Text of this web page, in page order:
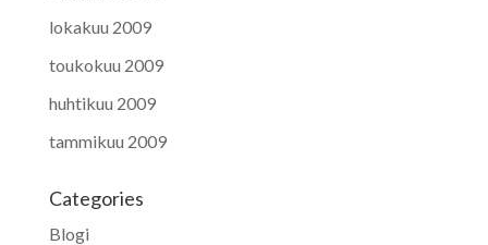
lokakuu 2009
toukokuu 2009
huhtikuu 2009
tammikuu 2009
Categories
Blogi